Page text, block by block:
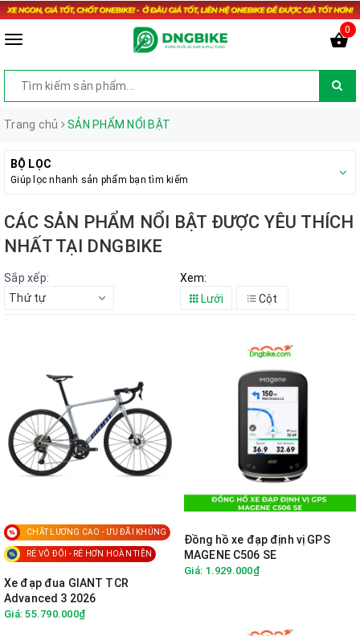
0
Trang chủ SẢN PHẨM NỔI BẬT
BỘ LỌC
Giúp lọc nhanh sản phẩm bạn tìm kiếm
CÁC SẢN PHẨM NỔI BẬT ĐƯỢC YÊU THÍCH
NHẤT TẠI DNGBIKE
Sắp xếp:
Thứ tự
Xem:
Lưới
Cột
CHẤT LƯỢNG CAO - ƯU ĐÃI KHỦNG
RẺ VÔ ĐỐI - RẺ HƠN HOÀN TIỀN
Xe đạp đua GIANT TCR
Advanced 3 2026
Giá: 55.790.000₫
Đồng hồ xe đạp định vị GPS
MAGENE C506 SE
Giá: 1.929.000₫